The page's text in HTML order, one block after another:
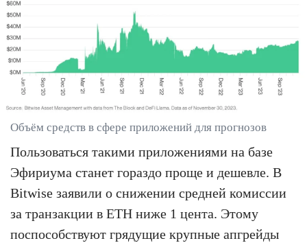
Объём средств в сфере приложений для прогнозов
Пользоваться такими приложениями на базе
Эфириума станет гораздо проще и дешевле. В
Bitwise заявили о снижении средней комиссии
за транзакции в ETH ниже 1 цента. Этому
поспособствуют грядущие крупные апгрейды